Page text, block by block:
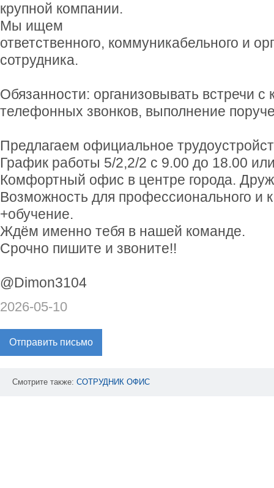
крупной компании.
Мы ищем
ответственного, коммуникабельного и
сотрудника.
Обязанности: организовывать встречи с
телефонных звонков, выполнение
Предлагаем официальное
График работы 5/2,2/2 с 9.00 до 18.00
Комфортный офис в центре города.
Возможность для профессионального и
+обучение.
Ждём именно тебя в нашей команде.
Срочно пишите и звоните!!
@Dimon3104
2026-05-10
Отправить письмо
Смотрите также: СОТРУДНИК ОФИС